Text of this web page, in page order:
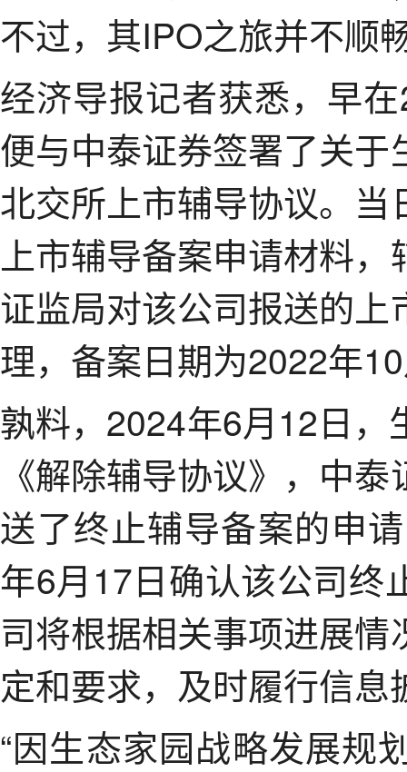
不过，其IPO之旅并不顺
经济导报记者获悉，早
便与中泰证券签署了关
北交所上市辅导协议。
上市辅导备案申请材料
证监局对该公司报送的
理，备案日期为2022年
孰料，2024年6月12日
《解除辅导协议》，中
送了终止辅导备案的申
年6月17日确认该公司终
司将根据相关事项进展
定和要求，及时履行信息
“因生态家园战略发展规